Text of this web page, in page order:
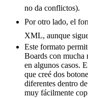
no da conflictos).
Por otro lado, el
XML, aunque
Este formato
Boards con mucha
en algunos casos.
que creé dos
diferentes dentro
muy fácilmente